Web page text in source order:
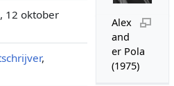
Alex
and
er Pola
(1975)
12 oktober
,